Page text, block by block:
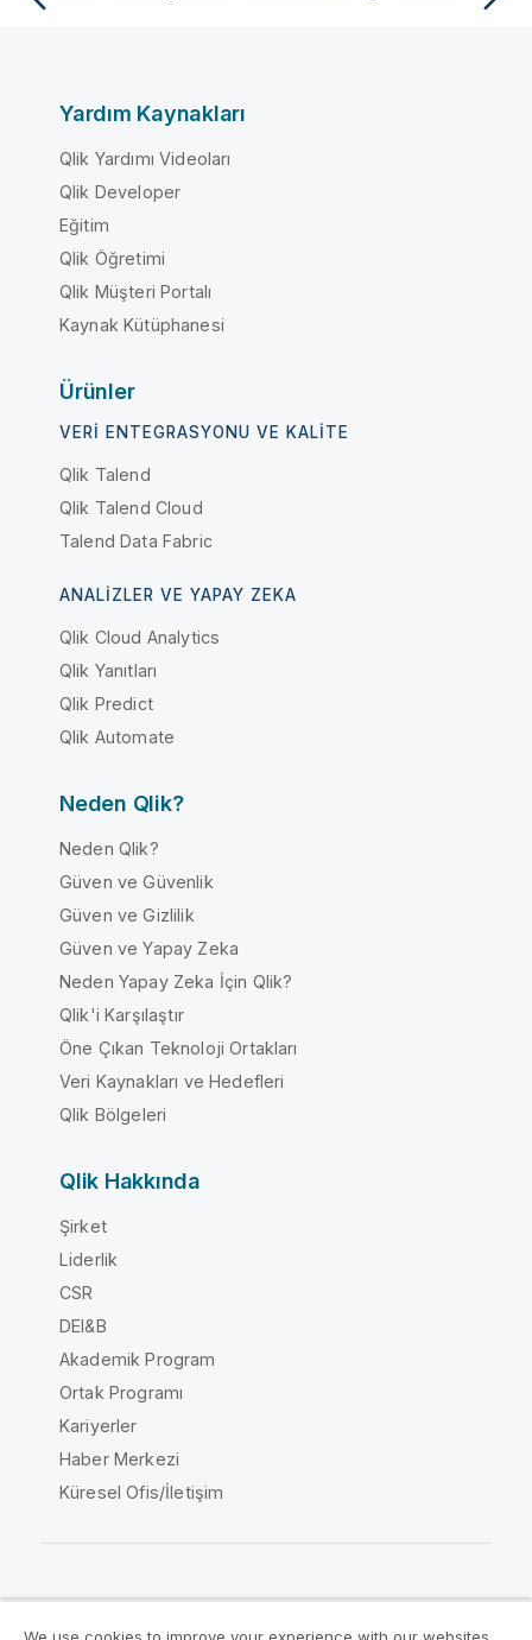
Yardım Kaynakları
Qlik Yardımı Videoları
Qlik Developer
Eğitim
Qlik Öğretimi
Qlik Müşteri Portalı
Kaynak Kütüphanesi
Ürünler
VERI ENTEGRASYONU VE KALITE
Qlik Talend
Qlik Talend Cloud
Talend Data Fabric
ANALIZLER VE YAPAY ZEKA
Qlik Cloud Analytics
Qlik Yanıtları
Qlik Predict
Qlik Automate
Neden Qlik?
Neden Qlik?
Güven ve Güvenlik
Güven ve Gizlilik
Güven ve Yapay Zeka
Neden Yapay Zeka İçin Qlik?
Qlik'i Karşılaştır
Öne Çıkan Teknoloji Ortakları
Veri Kaynakları ve Hedefleri
Qlik Bölgeleri
Qlik Hakkında
Şirket
Liderlik
CSR
DEI&B
Akademik Program
Ortak Programı
Kariyerler
Haber Merkezi
Küresel Ofis/İletişim